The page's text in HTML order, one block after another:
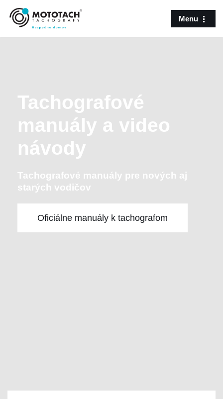
Preskočiť
na
Menu
Tachografové
manuály a video
návody
Tachografové manuály pre nových aj
starých vodičov
Oficiálne manuály k tachografom